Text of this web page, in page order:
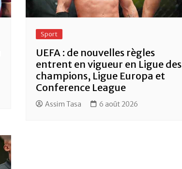
Sport
UEFA : de nouvelles règles
entrent en vigueur en Ligue des
champions, Ligue Europa et
Conference League
Assim Tasa 6 août 2026